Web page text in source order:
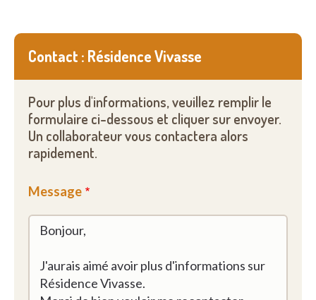
Contact : Résidence Vivasse
Pour plus d'informations, veuillez remplir le
formulaire ci-dessous et cliquer sur envoyer.
Un collaborateur vous contactera alors
rapidement.
Message